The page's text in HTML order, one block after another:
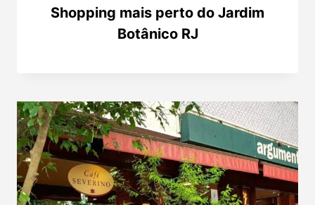
Shopping mais perto do Jardim
Botânico RJ